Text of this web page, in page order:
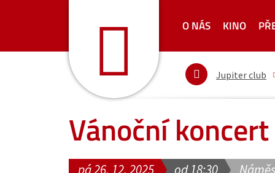
O NÁS KINO
Jupiter club
Vánoční koncert
pá 26. 12. 2025 od 18:30